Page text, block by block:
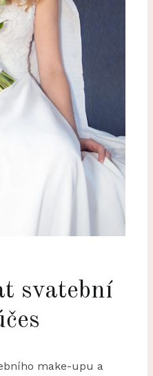
svatební
make-upu a